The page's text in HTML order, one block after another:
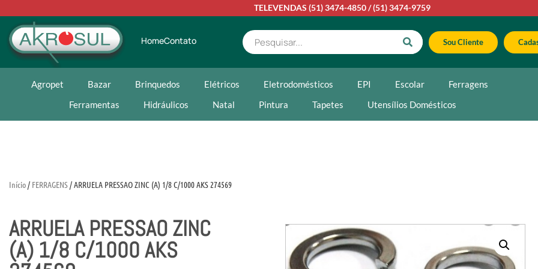
TELEVENDAS (51) 3474-4850/(51) 3474-9759
HomeContato Sou Cliente
Agropet Bazar Brinquedos Elétricos Eletrodomésticos EPI Escolar
Ferragens
Ferramentas
Hidráulicos Natal Pintura Tapetes Utensílios Domésticos
Início/ FERRAGENS/ ARRUELA PRESSAO ZINC (A) 1/8 C/1000 AKS 274569
ARRUELA PRESSAO ZINC
(A) 1/8 C/1000 AKS